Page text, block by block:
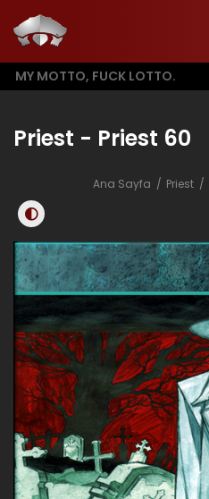
MY MOTTO, FUCK LOTTO.
Priest - Priest 60
Ana Sayfa Priest